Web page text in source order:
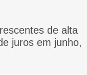
de alta
juros em junho,